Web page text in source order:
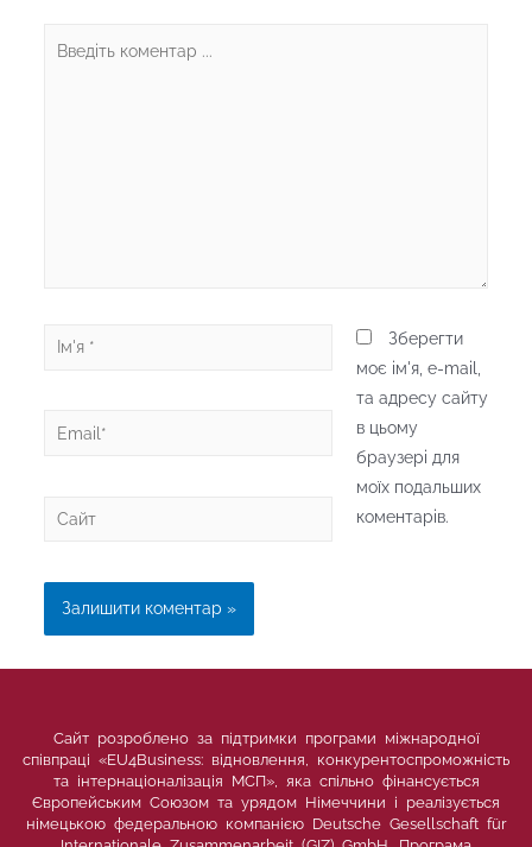
Ім'я
Email*
Сайт
Зберегти
моє ім'я, e-mail,
та адресу сайту
в цьому
браузері для
моїх подальших
коментарів.
Сайт розроблено за підтримки програми міжнародної
співпраці «EU4Business: відновлення, конкурентоспроможність
та інтернаціоналізація МСП», яка спільно фінансується
Європейським Союзом та урядом Німеччини і реалізується
німецькою федеральною компанією Deutsche Gesellschaft für